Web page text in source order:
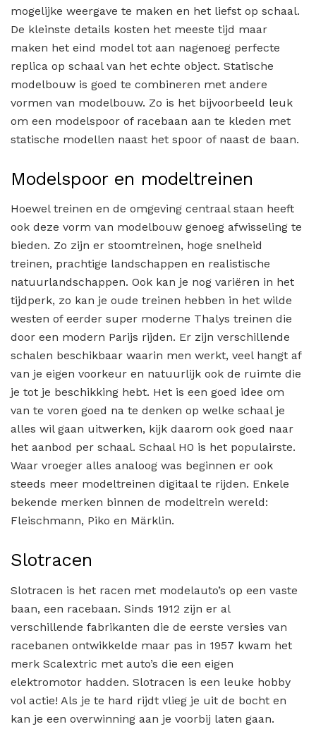
mogelijke weergave te maken en het liefst op schaal.
De kleinste details kosten het meeste tijd maar
maken het eind model tot aan nagenoeg perfecte
replica op schaal van het echte object. Statische
modelbouw is goed te combineren met andere
vormen van modelbouw. Zo is het bijvoorbeeld leuk
om een modelspoor of racebaan aan te kleden met
statische modellen naast het spoor of naast de baan.
Modelspoor en modeltreinen
Hoewel treinen en de omgeving centraal staan heeft
ook deze vorm van modelbouw genoeg afwisseling te
bieden. Zo zijn er stoomtreinen, hoge snelheid
treinen, prachtige landschappen en realistische
natuurlandschappen. Ook kan je nog variëren in het
tijdperk, zo kan je oude treinen hebben in het wilde
westen of eerder super moderne Thalys treinen die
door een modern Parijs rijden. Er zijn verschillende
schalen beschikbaar waarin men werkt, veel hangt af
van je eigen voorkeur en natuurlijk ook de ruimte die
je tot je beschikking hebt. Het is een goed idee om
van te voren goed na te denken op welke schaal je
alles wil gaan uitwerken, kijk daarom ook goed naar
het aanbod per schaal. Schaal H0 is het populairste.
Waar vroeger alles analoog was beginnen er ook
steeds meer modeltreinen digitaal te rijden. Enkele
bekende merken binnen de modeltrein wereld:
Fleischmann, Piko en Märklin.
Slotracen
Slotracen is het racen met modelauto’s op een vaste
baan, een racebaan. Sinds 1912 zijn er al
verschillende fabrikanten die de eerste versies van
racebanen ontwikkelde maar pas in 1957 kwam het
merk Scalextric met auto’s die een eigen
elektromotor hadden. Slotracen is een leuke hobby
vol actie! Als je te hard rijdt vlieg je uit de bocht en
kan je een overwinning aan je voorbij laten gaan.